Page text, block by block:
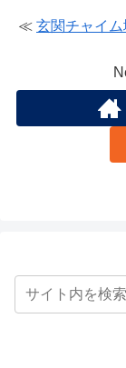
≪ 玄関チャイム